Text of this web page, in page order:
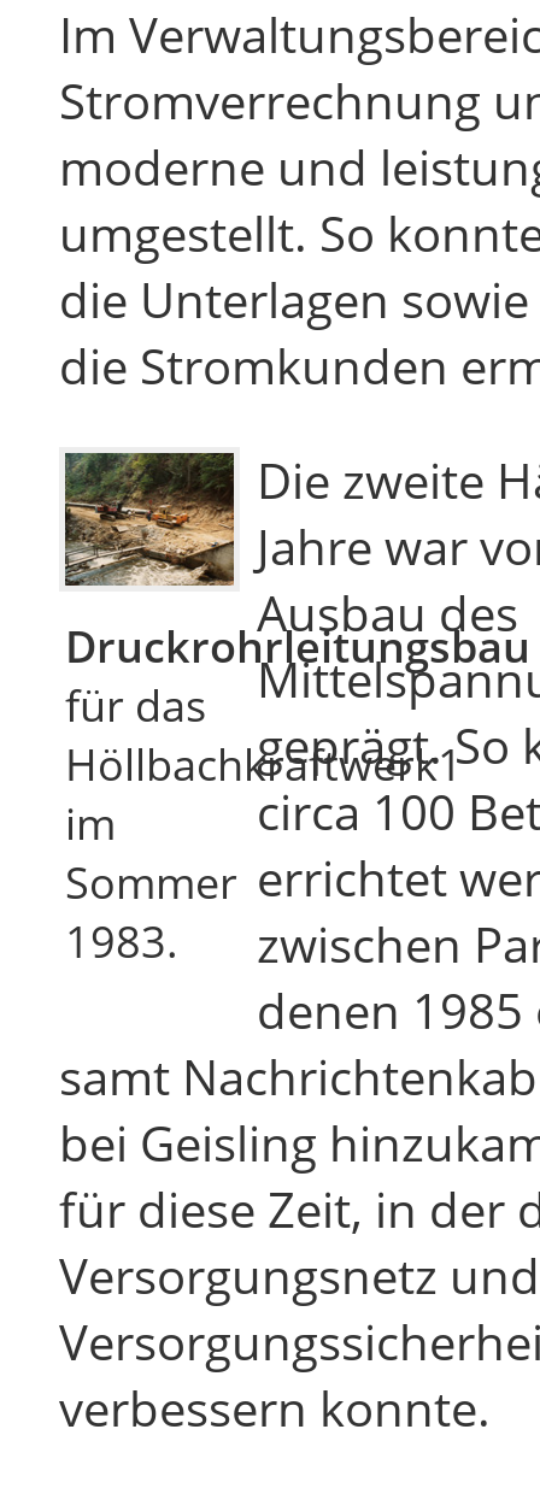
Im
Stromverrechnung
moderne und
umgestellt. So
die Unterlagen
die Stromkunden
Druckrohrleitungsbau
für das
Höllbachkraftwerk1
im
Sommer
1983.
Die zweite
Jahre war
Ausbau des
geprägt. So
circa 100
errichtet
zwischen
denen
samt
bei Geisling
für diese Zeit, in der
Versorgungsnetz
verbessern konnte.